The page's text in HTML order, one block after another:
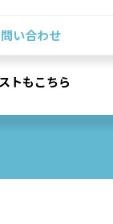
い合わせ
トもこちら